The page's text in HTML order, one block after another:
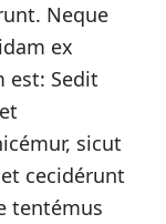
Neque
ex
est: Sedit
sicut
cecidérunt
tentémus